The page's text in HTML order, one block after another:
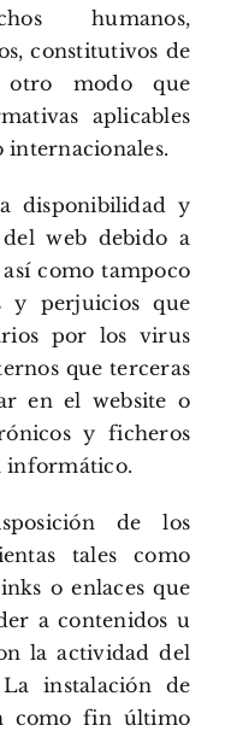
humanos,
constitutivos de
modo que
aplicables
internacionales.
disponibilidad y
web debido a
como tampoco
y perjuicios que
por los virus
que terceras
en el website o
y ficheros
informático.
de los
tales como
o enlaces que
a contenidos u
la actividad del
instalación de
como fin último